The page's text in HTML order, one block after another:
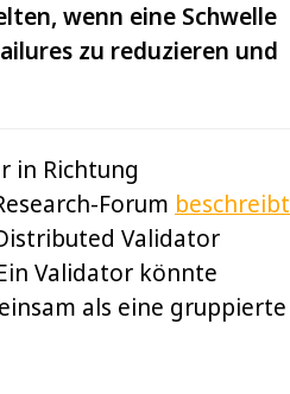
wenn eine Schwelle
zu reduzieren und
in Richtung
Forum beschreibt
Validator
Validator könnte
als eine gruppierte